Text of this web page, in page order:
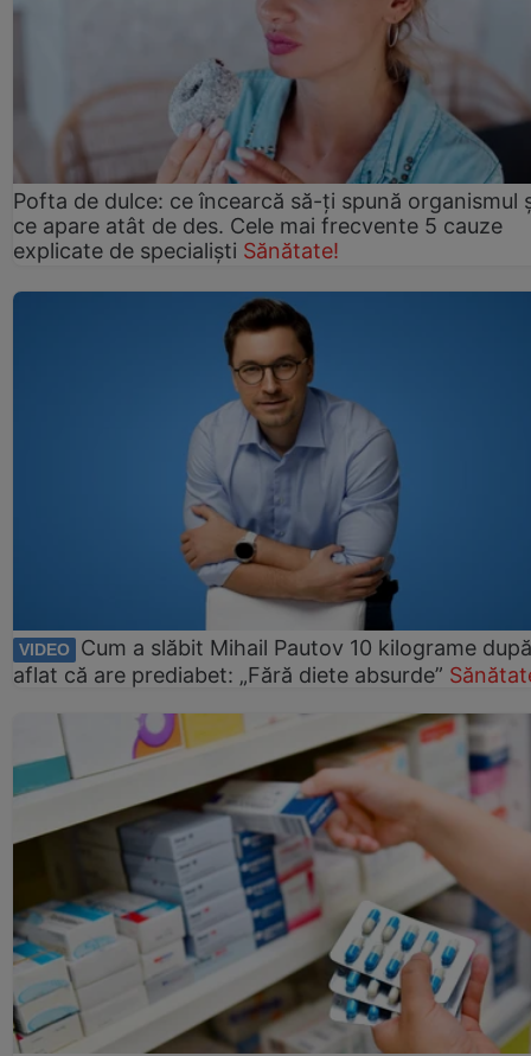
Pofta de dulce: ce încearcă să-ți spună organismul
ce apare atât de des. Cele mai frecvente 5 cauze
explicate de specialiști Sănătate!
VIDEO
Cum a slăbit Mihail Pautov 10 kilograme
aflat că are prediabet: „Fără diete absurde”